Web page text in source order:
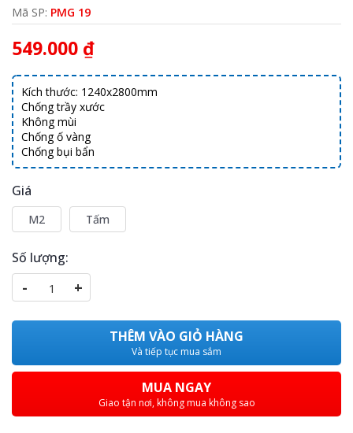
Mã SP: PMG 19
549.000 ₫
Kích thước: 1240x2800mm
Chống trầy xước
Không mùi
Chống ố vàng
Chống bụi bẩn
Giá
M2 Tấm
Số lượng:
- +
THÊM VÀO GIỎ HÀNG
Và tiếp tục mua sắm
MUA NGAY
Giao tận nơi, không mua không sao